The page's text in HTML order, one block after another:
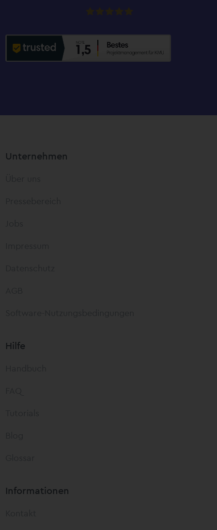
factro
Unternehmen
Hilfe
Informationen